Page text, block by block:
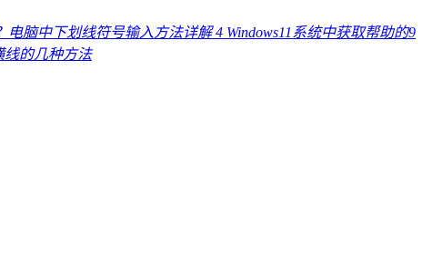
电脑中下划线符号输入方法详解 4 Windows11系统中获取帮助的9
线的几种方法